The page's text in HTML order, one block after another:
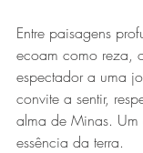
Entre paisagens
ecoam como reza,
espectador a uma
convite a sentir,
alma de Minas. Um
essência da terra.